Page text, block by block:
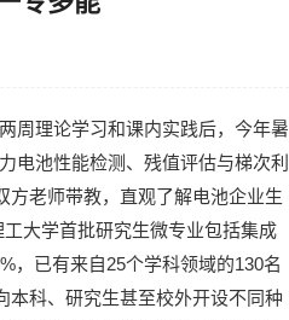
周理论学习和课内实践后，今年暑
电池性能检测、残值评估与梯次利
方老师带教，直观了解电池企业生
大学首批研究生微专业包括集成
，已有来自25个学科领域的130名
科、研究生甚至校外开设不同种